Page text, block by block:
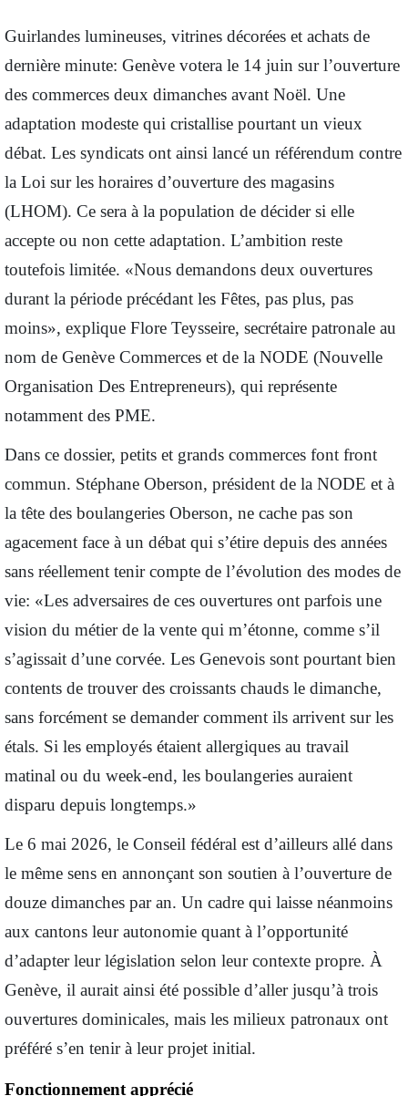
Guirlandes lumineuses, vitrines décorées et achats de
dernière minute: Genève votera le 14 juin sur l’ouverture
des commerces deux dimanches avant Noël. Une
adaptation modeste qui cristallise pourtant un vieux
débat. Les syndicats ont ainsi lancé un référendum contre
la Loi sur les horaires d’ouverture des magasins
(LHOM). Ce sera à la population de décider si elle
accepte ou non cette adaptation. L’ambition reste
toutefois limitée. «Nous demandons deux ouvertures
durant la période précédant les Fêtes, pas plus, pas
moins», explique Flore Teysseire, secrétaire patronale au
nom de Genève Commerces et de la NODE (Nouvelle
Organisation Des Entrepreneurs), qui représente
notamment des PME.
Dans ce dossier, petits et grands commerces font front
commun. Stéphane Oberson, président de la NODE et à
la tête des boulangeries Oberson, ne cache pas son
agacement face à un débat qui s’étire depuis des années
sans réellement tenir compte de l’évolution des modes de
vie: «Les adversaires de ces ouvertures ont parfois une
vision du métier de la vente qui m’étonne, comme s’il
s’agissait d’une corvée. Les Genevois sont pourtant bien
contents de trouver des croissants chauds le dimanche,
sans forcément se demander comment ils arrivent sur les
étals. Si les employés étaient allergiques au travail
matinal ou du week-end, les boulangeries auraient
disparu depuis longtemps.»
Le 6 mai 2026, le Conseil fédéral est d’ailleurs allé dans
le même sens en annonçant son soutien à l’ouverture de
douze dimanches par an. Un cadre qui laisse néanmoins
aux cantons leur autonomie quant à l’opportunité
d’adapter leur législation selon leur contexte propre. À
Genève, il aurait ainsi été possible d’aller jusqu’à trois
ouvertures dominicales, mais les milieux patronaux ont
préféré s’en tenir à leur projet initial.
Fonctionnement apprécié